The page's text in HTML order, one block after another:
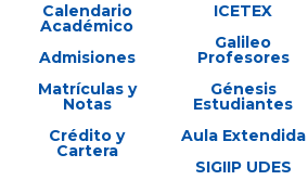
Calendario
Académico
Admisiones
Matrículas y
Notas
Crédito y
Cartera
ICETEX
Galileo
Profesores
Génesis
Estudiantes
Aula Extendida
SIGIIP UDES